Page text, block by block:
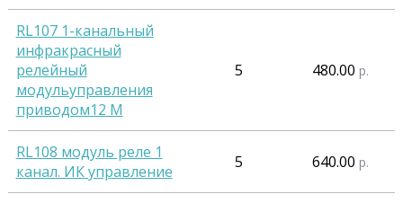
RL107 1-канальный
инфракрасный
релейный
модульуправления
приводом12 М
5 480.00 р.
RL108 модуль реле 1
канал. ИК управление
5 640.00 р.